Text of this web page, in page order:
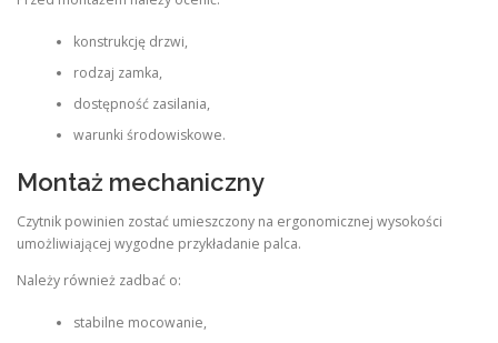
konstrukcję drzwi,
rodzaj zamka,
dostępność zasilania,
warunki środowiskowe.
Montaż mechaniczny
Czytnik powinien zostać umieszczony na ergonomicznej wysokości
umożliwiającej wygodne przykładanie palca.
Należy również zadbać o:
stabilne mocowanie,